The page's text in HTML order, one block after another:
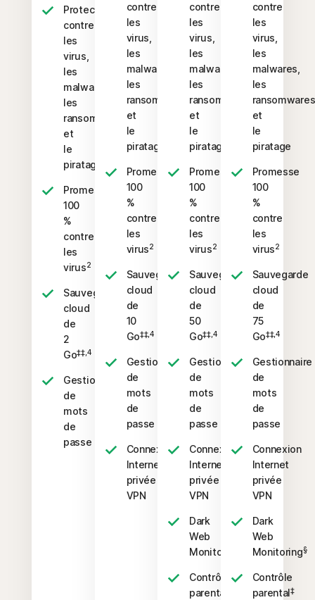
Protection
contre
les
virus,
les
malwares,
les
ransomwares
et
le
piratage
Promesse
100
%
contre
les
virus2
Sauvegarde
cloud
de
2
Go‡‡,4
Gestionnaire
de
mots
de
passe
contre
les
virus,
les
malwares,
les
ransomwares
et
le
piratage
Promesse
100
%
contre
les
virus2
Sauvegarde
cloud
de
10
Go‡‡,4
Gestionnaire
de
mots
de
passe
Connexion
Internet
privée
VPN
contre
les
virus,
les
malwares,
les
ransomwares
et
le
piratage
Promesse
100
%
contre
les
virus2
Sauvegarde
cloud
de
50
Go‡‡,4
Gestionnaire
de
mots
de
passe
Connexion
Internet
privée
VPN
Dark
Web
Monitoring
Contrôle
parental
contre
les
virus,
les
malwares,
les
ransomwares
et
le
piratage
Promesse
100
%
contre
les
virus2
Sauvegarde
cloud
de
75
Go‡‡,4
Gestionnaire
de
mots
de
passe
Connexion
Internet
privée
VPN
Dark
Web
Monitoring§
Contrôle
parental‡